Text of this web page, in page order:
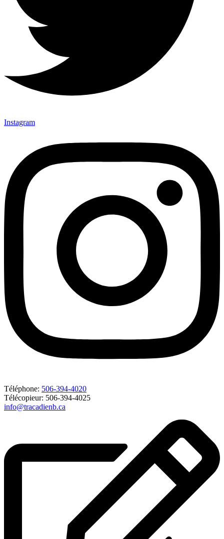
Instagram
Téléphone: 506-394-4020
Télécopieur: 506-394-4025
info@tracadienb.ca